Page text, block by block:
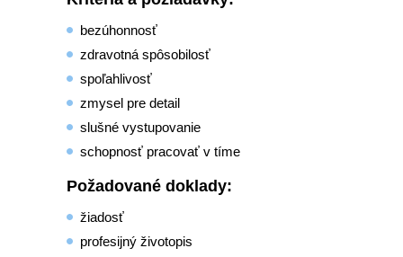
bezúhonnosť
zdravotná spôsobilosť
spoľahlivosť
zmysel pre detail
slušné vystupovanie
schopnosť pracovať v tíme
Požadované doklady:
žiadosť
profesijný životopis